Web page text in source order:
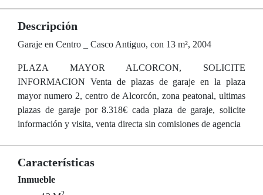
Descripción
Garaje en Centro _ Casco Antiguo, con 13 m², 2004
PLAZA MAYOR ALCORCON, SOLICITE
INFORMACION Venta de plazas de garaje en la plaza
mayor numero 2, centro de Alcorcón, zona peatonal, ultimas
plazas de garaje por 8.318€ cada plaza de garaje, solicite
información y visita, venta directa sin comisiones de agencia
Características
Inmueble